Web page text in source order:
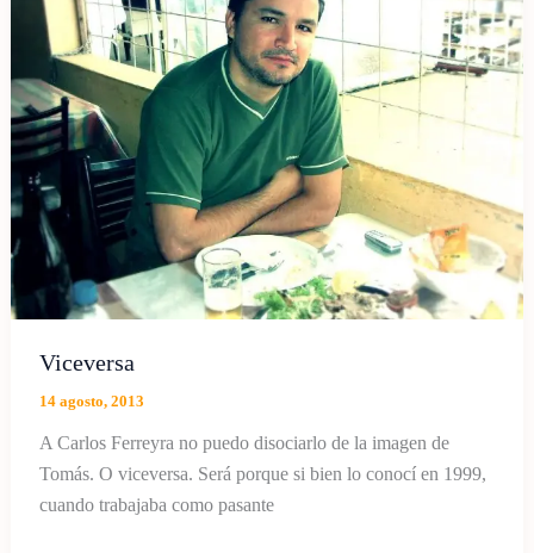
Viceversa
14 agosto, 2013
A Carlos Ferreyra no puedo disociarlo de la imagen de
Tomás. O viceversa. Será porque si bien lo conocí en 1999,
cuando trabajaba como pasante